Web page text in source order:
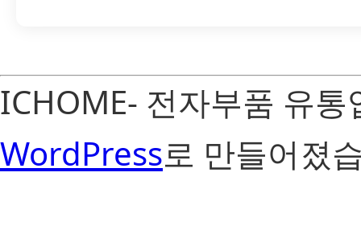
ICHOME- 전자부품 유
WordPress로 만들어졌